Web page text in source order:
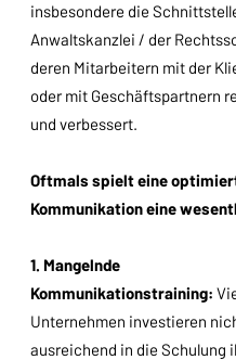
insbesondere die
Anwaltskanzlei / der
deren Mitarbeitern mit der
oder mit Geschäftspartnern
und verbessert.
Oftmals spielt eine
Kommunikation eine
1. Mangelnde
Kommunikationstraining:
Unternehmen investieren
ausreichend in die Schulung